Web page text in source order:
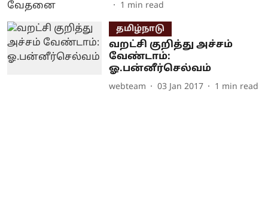
1 min read
தமிழ்நாடு
வறட்சி குறித்து அச்சம்
வேண்டாம்:
ஓ.பன்னீர்செல்வம்
webteam 03 Jan 2017 1 min read